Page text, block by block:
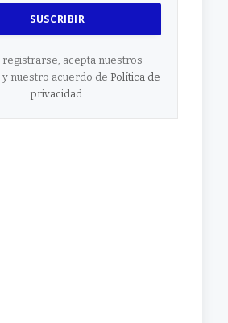
registrarse, acepta nuestros
nuestro acuerdo de Política de
privacidad.